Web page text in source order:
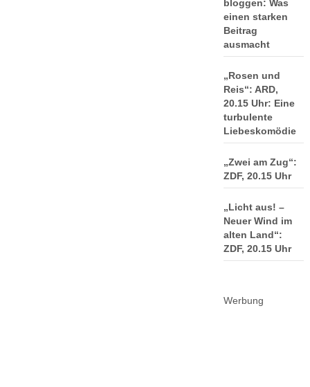
bloggen: Was
einen starken
Beitrag
ausmacht
„Rosen und
Reis“: ARD,
20.15 Uhr: Eine
turbulente
Liebeskomödie
„Zwei am Zug“:
ZDF, 20.15 Uhr
„Licht aus! –
Neuer Wind im
alten Land“:
ZDF, 20.15 Uhr
Werbung